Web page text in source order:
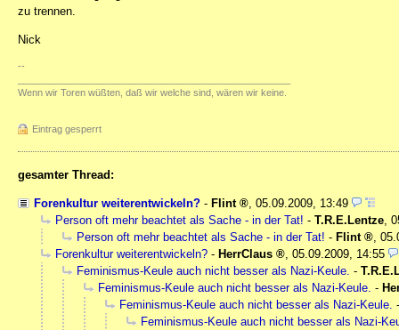
zu trennen.
Nick
--
Wenn wir Toren wüßten, daß wir welche sind, wären wir keine.
Eintrag gesperrt
gesamter Thread:
Forenkultur weiterentwickeln? - Flint , 05.09.2009, 13:49
Person oft mehr beachtet als Sache - in der Tat! - T.R.E.Lentze,
Person oft mehr beachtet als Sache - in der Tat! - Flint ,
Forenkultur weiterentwickeln? - HerrClaus , 05.09.2009, 14:55
Feminismus-Keule auch nicht besser als Nazi-Keule. -
Feminismus-Keule auch nicht besser als Nazi-Keule. -
Feminismus-Keule auch nicht besser als Nazi-Keule.
Feminismus-Keule auch nicht besser als Nazi-